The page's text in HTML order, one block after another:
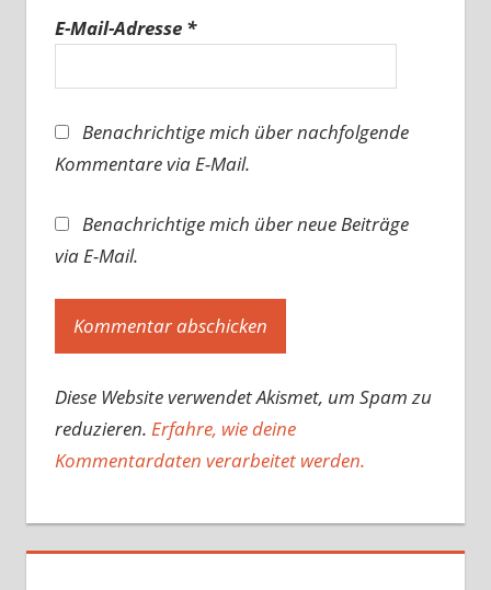
E-Mail-Adresse *
Benachrichtige mich über nachfolgende
Kommentare via E-Mail.
Benachrichtige mich über neue Beiträge
via E-Mail.
Diese Website verwendet Akismet, um Spam zu
reduzieren. Erfahre, wie deine
Kommentardaten verarbeitet werden.